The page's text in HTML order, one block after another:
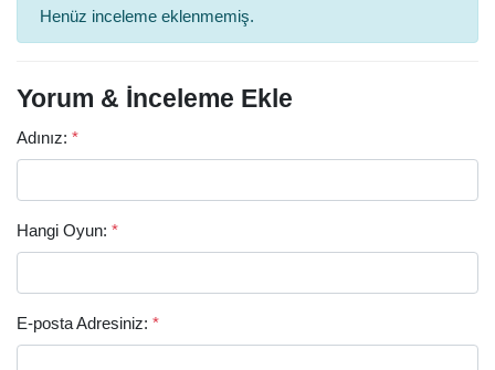
Henüz inceleme eklenmemiş.
Yorum & İnceleme Ekle
Adınız: *
Hangi Oyun: *
E-posta Adresiniz: *